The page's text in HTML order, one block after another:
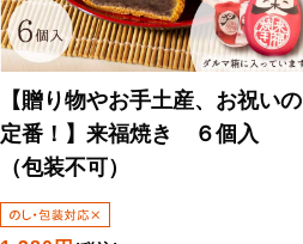
【贈り物やお手土産、お祝いの
定番！】来福焼き ６個入
（包装不可）